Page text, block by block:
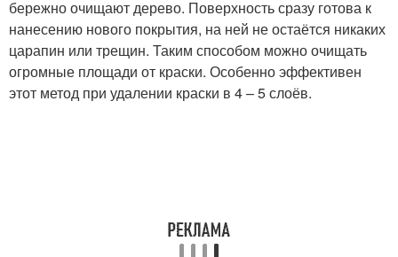
бережно очищают дерево. Поверхность сразу готова к
нанесению нового покрытия, на ней не остаётся никаких
царапин или трещин. Таким способом можно очищать
огромные площади от краски. Особенно эффективен
этот метод при удалении краски в 4 – 5 слоёв.